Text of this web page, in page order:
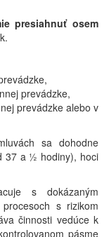
presiahnuť osem
prevádzke,
prevádzke alebo v
sa dohodne
37 a ½ hodiny), hoci
s dokázaným
s rizikom
činnosti vedúce k
pásme